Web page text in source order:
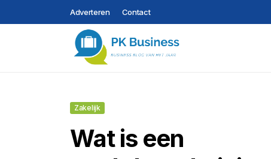
Adverteren Contact
Zakelijk
Wat is een